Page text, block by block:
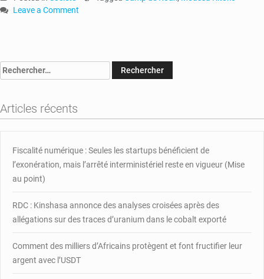
Leave a Comment
le
colonel
transféré
au
de
Rechercher :
Articles récents
Fiscalité numérique : Seules les startups bénéficient de
l’exonération, mais l’arrêté interministériel reste en vigueur (Mise
au point)
RDC : Kinshasa annonce des analyses croisées après des
allégations sur des traces d’uranium dans le cobalt exporté
Comment des milliers d’Africains protègent et font fructifier leur
argent avec l’USDT